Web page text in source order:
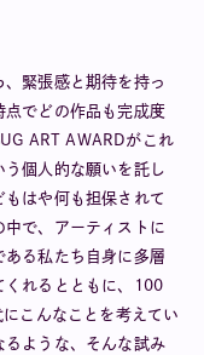
緊張感と期待を持っ
でどの作品も完成度
ART AWARDがこれ
個人的な願いを託し
はや何も担保されて
で、アーティストに
る私たち自身に多層
くれるとともに、100
こんなことを考えてい
るような、そんな試み